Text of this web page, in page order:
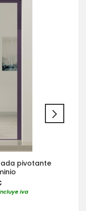
pivotante
iva